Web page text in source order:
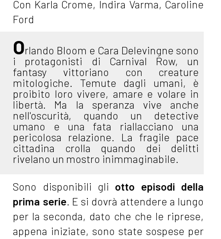
Con Karla Crome, Indira Varma, Caroline
Ford
Orlando Bloom e Cara Delevingne sono
i protagonisti di Carnival Row, un
fantasy vittoriano con creature
mitologiche. Temute dagli umani, è
proibito loro vivere, amare e volare in
libertà. Ma la speranza vive anche
nell'oscurità, quando un detective
umano e una fata riallacciano una
pericolosa relazione. La fragile pace
cittadina crolla quando dei delitti
rivelano un mostro inimmaginabile.
Sono disponibili gli otto episodi della
prima serie. E si dovrà attendere a lungo
per la seconda, dato che che le riprese,
appena iniziate, sono state sospese per